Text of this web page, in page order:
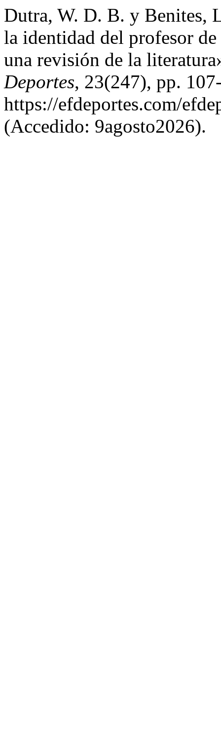
Dutra, W. D. B. y Benites,
la identidad del profesor
una revisión de la
Deportes, 23(247), pp.
https://efdeportes.com/
(Accedido: 9agosto2026).